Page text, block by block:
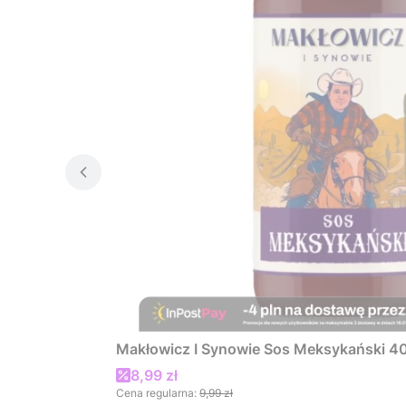
Makłowicz I Synowie Sos Meksykański
Cena promocyjna
8,99 zł
Cena regularna: 9,99 zł